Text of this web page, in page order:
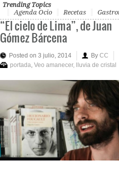
Trending Topics
Agenda Ocio
Recetas
“El cielo de Lima”, de Juan
Gómez Bárcena
Posted on 3 julio, 2014 By CC
portada Veo amanecer, lluvia de cristal